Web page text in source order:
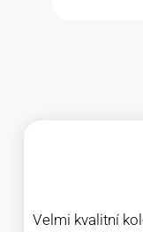
Velmi kvalitní